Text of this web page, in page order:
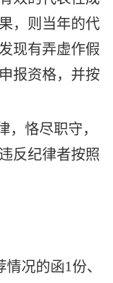
，则当年的代
现有弄虚作假
报资格，并按
，恪尽职守，
反纪律者按照
情况的函1份、